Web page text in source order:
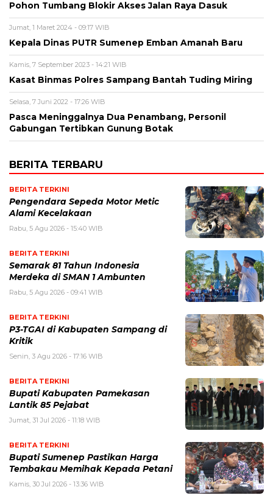
Pohon Tumbang Blokir Akses Jalan Raya Dasuk
Jumat, 1 Maret 2024 - 09:17 WIB
Kepala Dinas PUTR Sumenep Emban Amanah Baru
Kamis, 7 September 2023 - 14:21 WIB
Kasat Binmas Polres Sampang Bantah Tuding Miring
Selasa, 7 Juni 2022 - 17:26 WIB
Pasca Meninggalnya Dua Penambang, Personil
Gabungan Tertibkan Gunung Botak
BERITA TERBARU
BERITA TERKINI
Pengendara Sepeda Motor Metic
Alami Kecelakaan
Rabu, 5 Agu 2026 - 15:40 WIB
BERITA TERKINI
Semarak 81 Tahun Indonesia
Merdeka di SMAN 1 Ambunten
Rabu, 5 Agu 2026 - 09:41 WIB
BERITA TERKINI
P3-TGAI di Kabupaten Sampang di
Kritik
Senin, 3 Agu 2026 - 17:16 WIB
BERITA TERKINI
Bupati Kabupaten Pamekasan
Lantik 85 Pejabat
Jumat, 31 Jul 2026 - 11:18 WIB
BERITA TERKINI
Bupati Sumenep Pastikan Harga
Tembakau Memihak Kepada Petani
Kamis, 30 Jul 2026 - 13:36 WIB